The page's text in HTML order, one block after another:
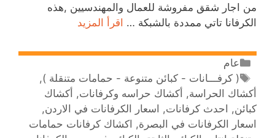
من اجار شقق مفروشة للعمال والمهندسيين ,هذه
الكرفانا تاتي ممددة بالشبكة … اقرأ المزيد
عام
( كرفـــانات - كبائن متنوعة - حمامات متنقلة ),
أكشاك الحراسة, أكشاك حراسه وكرفانات, أكشاك
كبائن, احدث كرفانات, اسعار الكرفانات في الاردن,
اسعار الكرفانات في البصرة, اكشاك كرفانات حمامات